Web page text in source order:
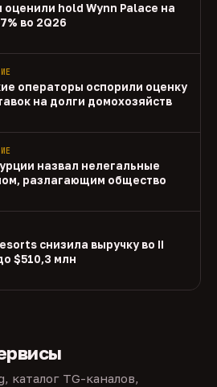
оценили hold Wynn Palace на
во 2Q26
операторы оспорили оценку
на долги домохозяйств
назвал нелегальные
разлагающим общество
снизила выручку во II
$510,3 млн
каталог TG-каналов,